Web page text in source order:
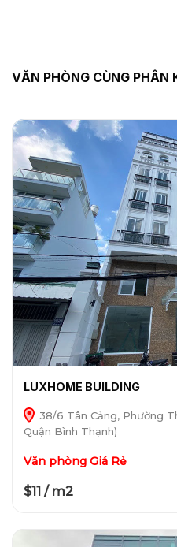
VĂN PHÒNG CÙNG PHÂN
LUXHOME BUILDING
38/6 Tân Cảng, Phường
Quận Bình Thạnh)
Văn phòng Giá Rẻ
$11 / m2